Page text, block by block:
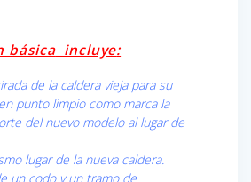
básicaincluye:
de la caldera vieja para su
punto limpio como marca la
del nuevo modelo al lugar de
lugar de la nueva caldera.
un codo y un tramo de